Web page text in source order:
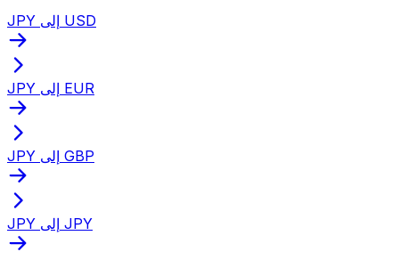
JPY إلى USD
JPY إلى EUR
JPY إلى GBP
JPY إلى JPY